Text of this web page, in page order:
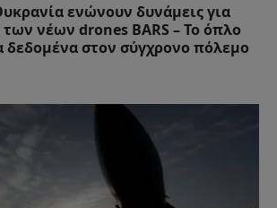
ενώνουν δυνάμεις για
νέων drones BARS – Το όπλο
δεδομένα στον σύγχρονο πόλεμο